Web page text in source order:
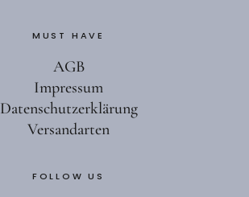
MUST HAVE
AGB
Impressum
Datenschutzerklärung
Versandarten
FOLLOW US